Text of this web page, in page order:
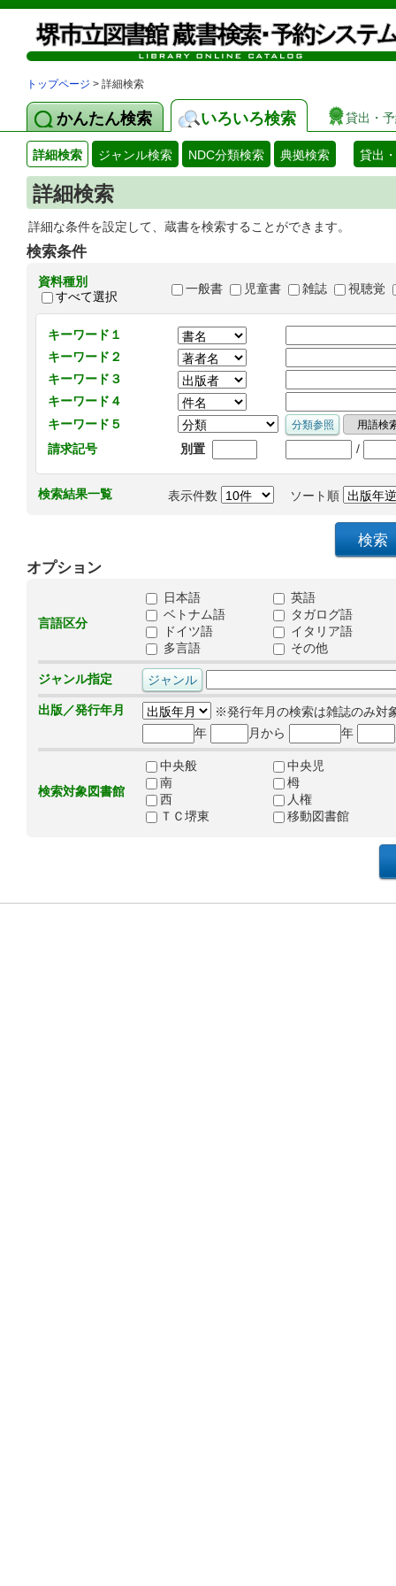
トップページ > 詳細検索
かんたん検索 いろいろ検索 貸出・
詳細検索 ジャンル検索 NDC分類検索 典拠検索 貸出
詳細検索
詳細な条件を設定して、蔵書を検索することができます。
検索条件
資料種別
すべて選択
一般書 児童書 雑誌 視聴覚
キーワード１
キーワード２
キーワード３
キーワード４
キーワード５
請求記号
別置 /
検索結果一覧 表示件数 ソート順
オプション
言語区分
日本語
英語
ベトナム語
タガログ語
ドイツ語
イタリア語
多言語
その他
ジャンル指定
出版／発行年月
※発行年月の検索は雑誌のみ対
年
月から 年
検索対象図書館
中央般
中央児
南
栂
西
人権
ＴＣ堺東
移動図書館